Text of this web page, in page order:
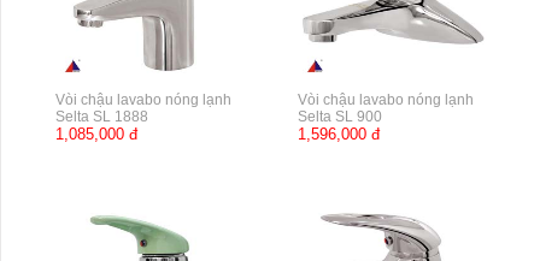
Vòi chậu lavabo nóng lạnh
Selta SL 1888
1,085,000 đ
Vòi chậu lavabo nóng lạnh
Selta SL 900
1,596,000 đ